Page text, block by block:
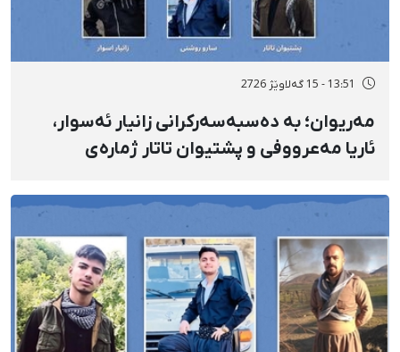
13:51 - 15 گەلاوێژ 2726
مەریوان؛ بە دەسبەسەرکرانی زانیار ئەسوار،
ئاریا مەعرووفی و پشتیوان تاتار ژمارەی
بۆ شەش کەس زیادی کرد